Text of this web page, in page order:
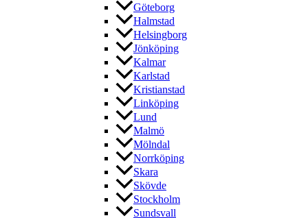
Göteborg
Halmstad
Helsingborg
Jönköping
Kalmar
Karlstad
Kristianstad
Linköping
Lund
Malmö
Mölndal
Norrköping
Skara
Skövde
Stockholm
Sundsvall